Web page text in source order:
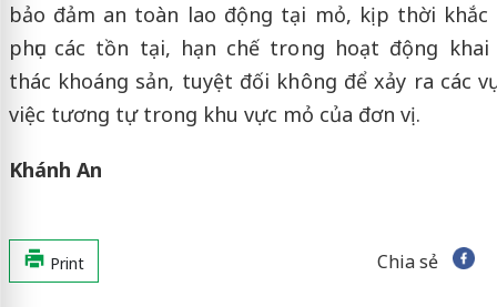
bảo đảm an toàn lao động tại mỏ, kịp thời khắc
phục các tồn tại, hạn chế trong hoạt động khai
thác khoáng sản, tuyệt đối không để xảy ra các vụ
việc tương tự trong khu vực mỏ của đơn vị.
Khánh An
Print Chia sẻ